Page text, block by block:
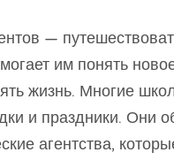
—
им понять
жизнь. Многие
и праздники. Они
агентства,